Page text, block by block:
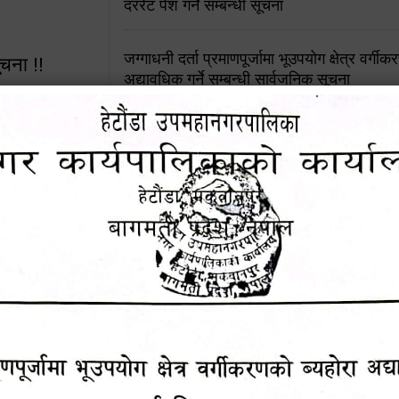
!!
(टोल फ्रि
दररेट पेश गर्ने सम्बन्धी सूचना
जग्गाधनी दर्ता प्रमाणपूर्जामा भूउपयोग क्षेत्र
अद्यावधिक गर्ने सम्बन्धी सार्वजनिक सूचना
आशय पत्र दर्ता सम्बन्धी सूचना
शिक्षक सरुवा सहमतिका लागि दरखास्त आव्हान
हेटौंडा उपमहानगरपालिकाको सूची दर्ता सम्बन्धी
चुरियामाई सुरुङको संरक्षण तथा व्यवस्थापनको
पोषाक र परिचयपत्र अनिवार्य लगाउने सम्बन्धमा ।